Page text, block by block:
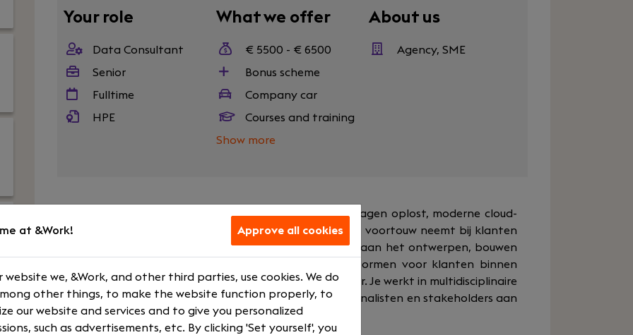
Your role
Data Consultant
Senior
Fulltime
HPE
What we offer
€ 5500 - € 6500
Bonus scheme
Company car
Courses and training
Show more
About us
Agency, SME
Ben jij een Senior Data Engineer die complexe datavragen oplost, moderne cloud-
data-platformen, data-en ML pijplijnen bouwt én het voortouw neemt bij klanten
en teams? Als Senior Data Engineer bij Axians werk je aan het ontwerpen, bouwen
en optimaliseren van schaalbare data‑ en ML‑platformen voor klanten binnen
onder andere de financiële sector én de publieke sector. Je werkt in multidisciplinaire
teams samen met collega‑engineers, data scientists, analisten en stakeholders aan
uitdagende datavraagstukken.
at &Work! Approve all cookies
website we, &Work, and other third parties, use cookies. We do
other things, to make the website function properly, to
our website and services and to give you personalized
such as advertisements, etc. By clicking 'Set yourself', you